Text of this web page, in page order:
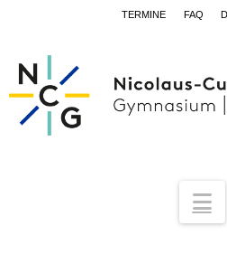
TERMINE FAQ